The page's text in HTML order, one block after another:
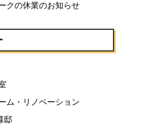
クの休業のお知らせ
ム・リノベーション
邸